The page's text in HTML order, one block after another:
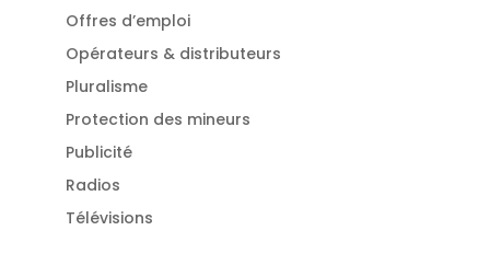
Offres d’emploi
Opérateurs & distributeurs
Pluralisme
Protection des mineurs
Publicité
Radios
Télévisions